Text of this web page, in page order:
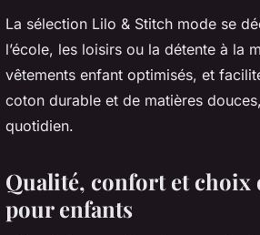
La sélection Lilo & Stitch mode se
l’école, les loisirs ou la détente à la
vêtements enfant optimisés, et
coton durable et de matières
quotidien.
Qualité, confort et choix
pour enfants